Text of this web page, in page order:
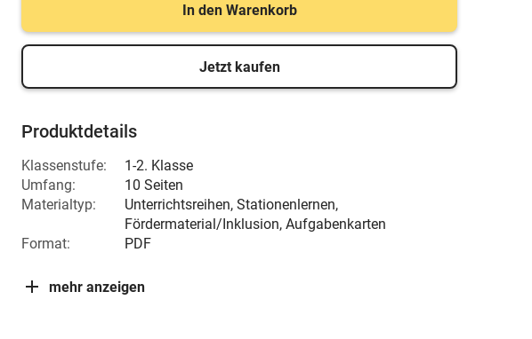
In den Warenkorb
Jetzt kaufen
Produktdetails
Klassenstufe:
1-2. Klasse
Umfang:
10 Seiten
Materialtyp:
Unterrichtsreihen, Stationenlernen,
Fördermaterial/Inklusion, Aufgabenkarten
Format:
PDF
mehr anzeigen